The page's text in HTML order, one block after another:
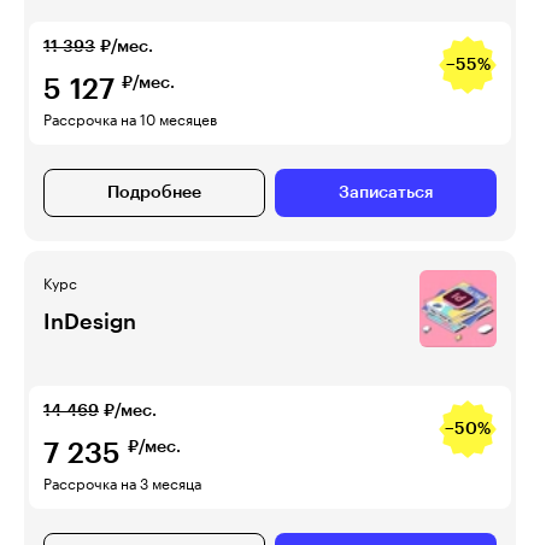
11 393 ₽/мес.
−55%
5 127 ₽/мес.
Рассрочка на 10 месяцев
Подробнее Записаться
Курс
InDesign
14 469 ₽/мес.
−50%
7 235 ₽/мес.
Рассрочка на 3 месяца